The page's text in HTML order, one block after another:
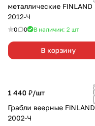
металлические FINLAND
2012-Ч
0 0 В наличии: 2 шт
В корзину
1 440 ₽/шт
Грабли веерные FINLAND
2002-Ч